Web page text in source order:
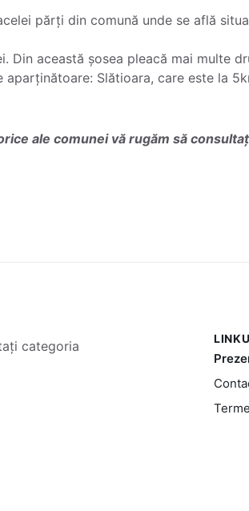
părți din comună unde se află
Din această șosea pleacă mai multe
Slătioara, care este la
ale comunei vă rugăm să